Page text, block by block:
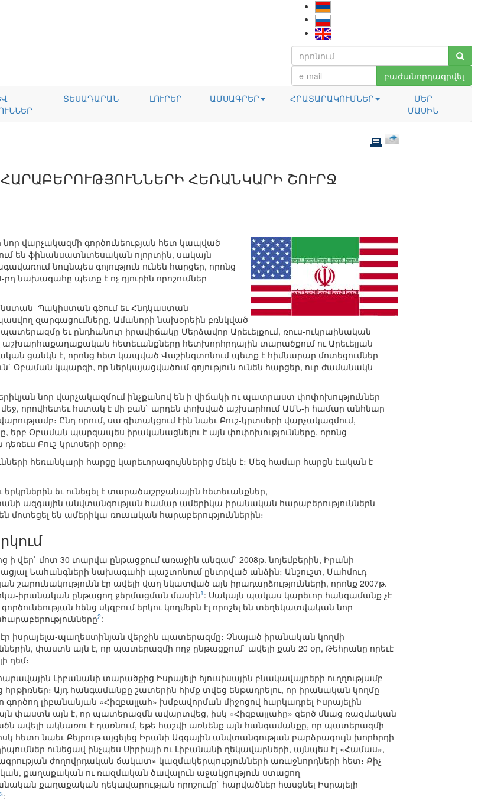
բաժանորդագրվել
ՏԵՍԱԴԱՐԱՆ ԼՈՒՐԵՐ ԱՄՍԱԳՐԵՐ ՀՐԱՏԱՐԱԿՈՒՄՆԵՐ
ՄԵՐ
ՄԱՍԻՆ
ՀԵՌԱՆԿԱՐԻ ՇՈՒՐՋ
վարչակազմի գործունեության հետ կապված
են ֆինանսատնտեսական ոլորտին, սակայն
նույնպես գոյություն ունեն հարցեր, որոնց
նախագահը պետք է ոչ դյուրին որոշումներ
գծում եւ Հնդկաստան–
զարգացումները, Ամանորի նախօրեին բռնկված
եւ ընդհանուր իրավիճակը Մերձավոր Արեւելքում, ռուս-ուկրաինական
հետեւանքները հետխորհրդային տարածքում ու Արեւելյան
ցանկն է, որոնց հետ կապված Վաշինգտոնում պետք է հիմնարար մոտեցումներ
Օբաման կպարզի, որ ներկայացվածում գոյություն ունեն հարցեր, ուր ժամանակն
նոր վարչակազմում ինչքանով են ի վիճակի ու պատրաստ փոփոխություններ
որովհետեւ հստակ է մի բան` արդեն փոխված աշխարհում ԱՄՆ-ի համար անհնար
Ընդ որում, սա գիտակցում էին նաեւ Բուշ-կրտսերի վարչակազմում,
երբ Օբաման պարզապես իրականացնելու է այն փոփոխությունները, որոնց
Բուշ-կրտսերի օրոք։
հեռանկարի հարցը կարեւորագույններից մեկն է։ Մեզ համար հարցն էական է
երկրներին եւ ունեցել է տարածաշրջանային հետեւանքներ,
ազգային անվտանգության համար ամերիկա-իրանական հարաբերություններն
մոտեցել են ամերիկա-ռուսական հարաբերություններին։
ի վեր` մոտ 30 տարվա ընթացքում առաջին անգամ` 2008թ. նոյեմբերին, Իրանի
Նահանգների նախագահի պաշտոնում ընտրված անձին։ Անշուշտ, Մահմուդ
էր ավելի վաղ նկատված այն իրադարձությունների, որոնք 2007թ.
իրանական ընթացող ջերմացման մասին1 : Սակայն պակաս կարեւոր հանգամանք չէ
հենց սկզբում երկու կողմերն էլ որոշել են տեղեկատվական նոր
2:
իսրայելա-պաղեստինյան վերջին պատերազմը։ Չնայած իրանական կողմի
փաստն այն է, որ պատերազմի ողջ ընթացքում` ավելի քան 20 օր, Թեհրանը որեւէ
դեմ։
Լիբանանի տարածքից Իսրայելի հյուսիսային բնակավայրերի ուղղությամբ
Այդ հանգամանքը շատերին հիմք տվեց ենթադրելու, որ իրանական կողմը
լիբանանյան «Հիզբալլահ» խմբավորման միջոցով հարկադրել Իսրայելին
փաստն այն է, որ պատերազմն ավարտվեց, իսկ «Հիզբալլահը» զերծ մնաց ռազմական
ավելի ակնառու է դառնում, եթե հաշվի առնենք այն հանգամանքը, որ պատերազմի
հետո նաեւ Բեյրութ այցելեց Իրանի Ազգային անվտանգության բարձրագույն խորհրդի
ունեցավ ինչպես Սիրիայի ու Լիբանանի ղեկավարների, այնպես էլ «Համաս»,
ժողովրդական ճակատ» կազմակերպությունների առաջնորդների հետ։ Քիչ
քաղաքական ու ռազմական ծավալուն աջակցություն ստացող
քաղաքական ղեկավարության որոշումը` հարվածներ հասցնել Իսրայելի
3: